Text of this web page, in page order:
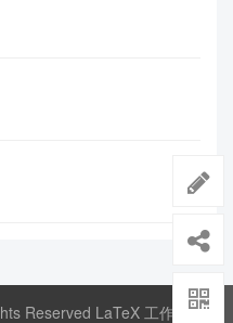
Reserved LaTeX 工作室